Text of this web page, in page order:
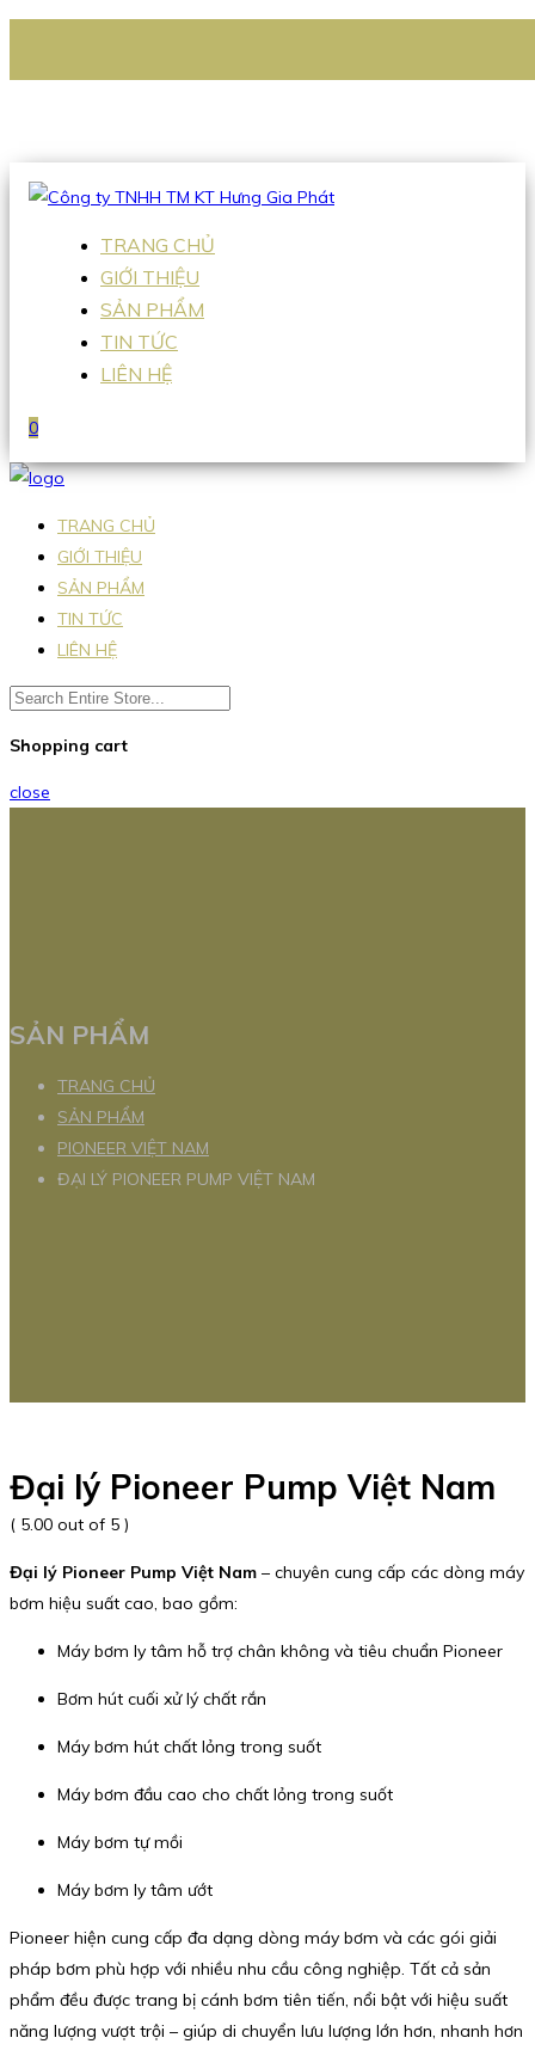
Hotline:0938 336 079
TRANG CHỦ
GIỚI THIỆU
SẢN PHẨM
TIN TỨC
LIÊN HỆ
0
TRANG CHỦ
GIỚI THIỆU
SẢN PHẨM
TIN TỨC
LIÊN HỆ
Shopping cart
close
SẢN PHẨM
TRANG CHỦ
SẢN PHẨM
PIONEER VIỆT NAM
ĐẠI LÝ PIONEER PUMP VIỆT NAM
Đại lý Pioneer Pump Việt Nam
( 5.00 out of 5 )
Đại lý Pioneer Pump Việt Nam – chuyên cung cấp các dòng máy
bơm hiệu suất cao, bao gồm:
Máy bơm ly tâm hỗ trợ chân không và tiêu chuẩn Pioneer
Bơm hút cuối xử lý chất rắn
Máy bơm hút chất lỏng trong suốt
Máy bơm đầu cao cho chất lỏng trong suốt
Máy bơm tự mồi
Máy bơm ly tâm ướt
Pioneer hiện cung cấp đa dạng dòng máy bơm và các gói giải
pháp bơm phù hợp với nhiều nhu cầu công nghiệp. Tất cả sản
phẩm đều được trang bị cánh bơm tiên tiến, nổi bật với hiệu suất
năng lượng vượt trội – giúp di chuyển lưu lượng lớn hơn, nhanh hơn